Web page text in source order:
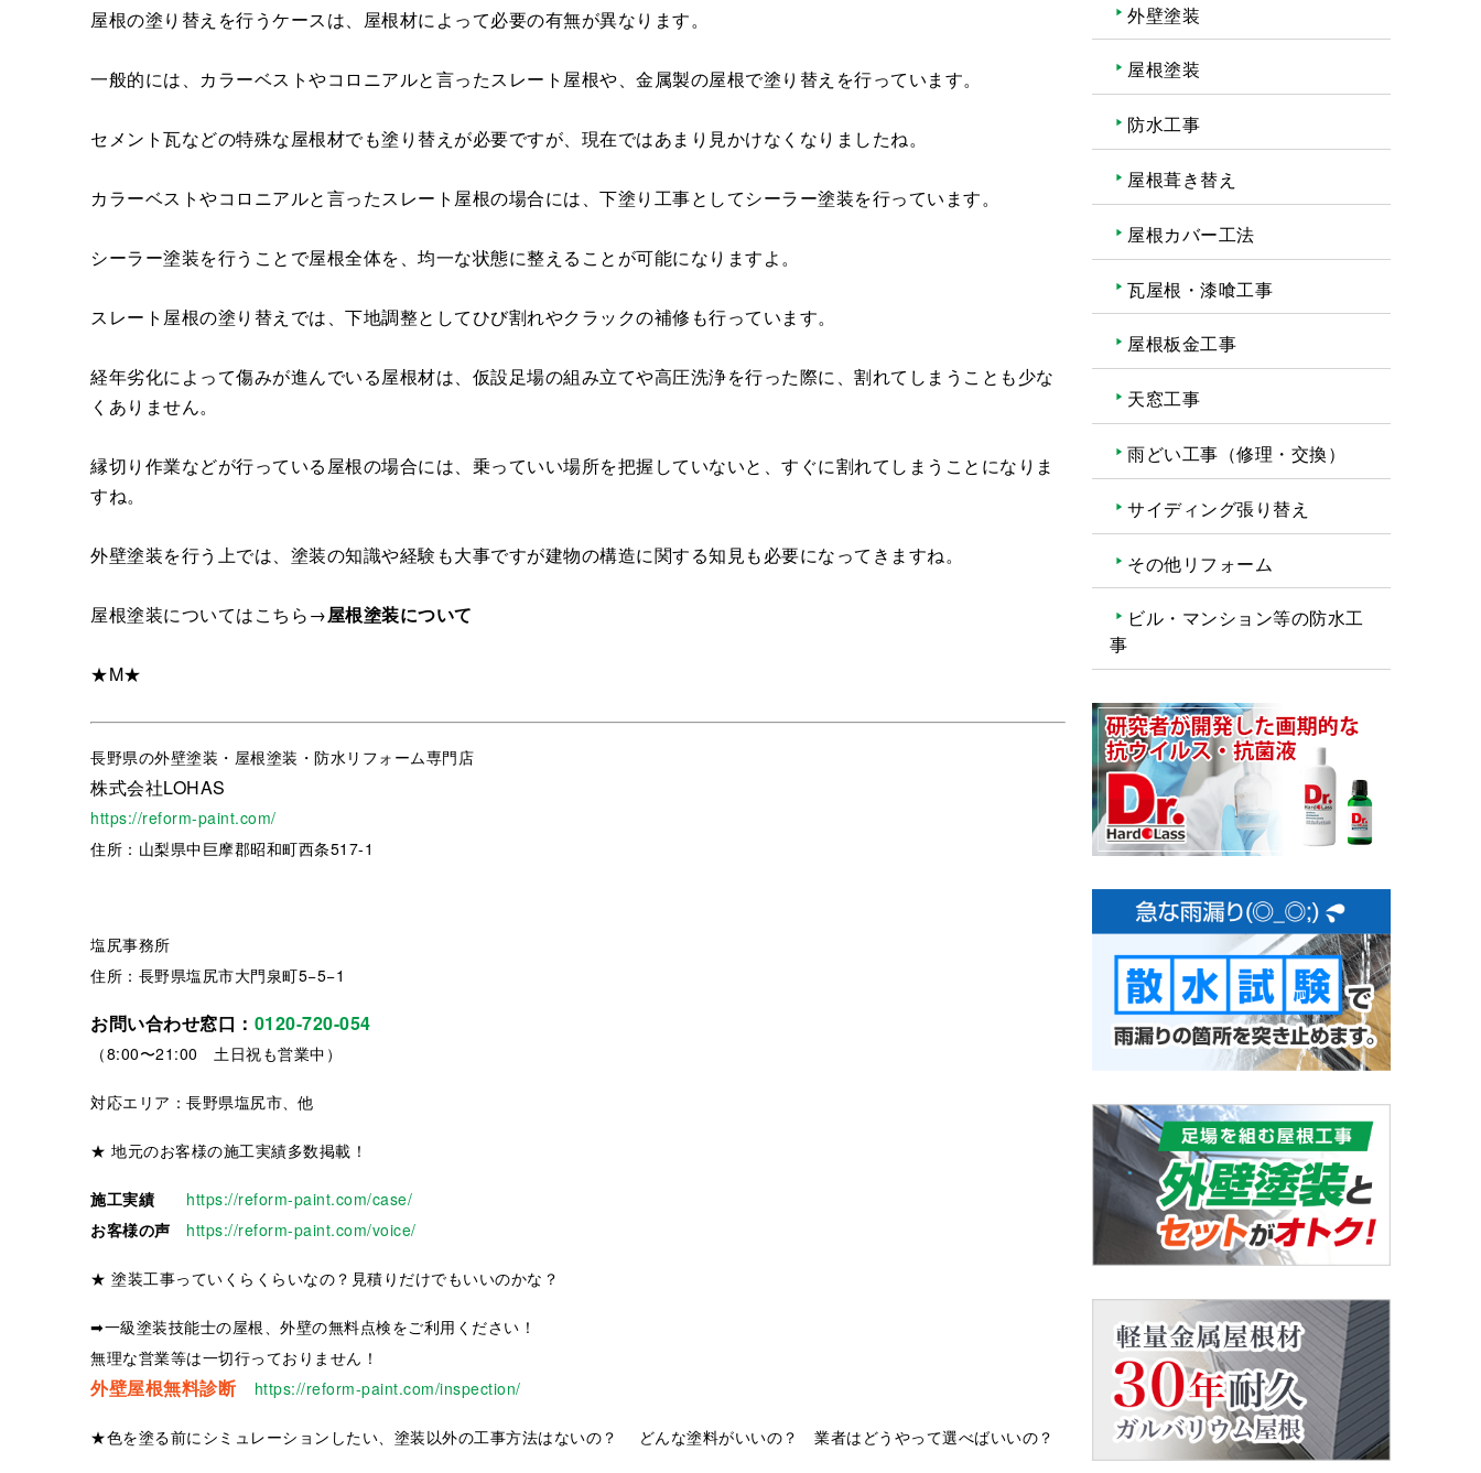
屋根の塗り替えを行うケースは、屋根材によって必要の有無が異なります。
一般的には、カラーベストやコロニアルと言ったスレート屋根や、金属製の屋根で塗り替えを行っています。
セメント瓦などの特殊な屋根材でも塗り替えが必要ですが、現在ではあまり見かけなくなりましたね。
カラーベストやコロニアルと言ったスレート屋根の場合には、下塗り工事としてシーラー塗装を行っています。
シーラー塗装を行うことで屋根全体を、均一な状態に整えることが可能になりますよ。
スレート屋根の塗り替えでは、下地調整としてひび割れやクラックの補修も行っています。
経年劣化によって傷みが進んでいる屋根材は、仮設足場の組み立てや高圧洗浄を行った際に、割れてしまうことも少な
くありません。
縁切り作業などが行っている屋根の場合には、乗っていい場所を把握していないと、すぐに割れてしまうことになりま
すね。
外壁塗装を行う上では、塗装の知識や経験も大事ですが建物の構造に関する知見も必要になってきますね。
屋根塗装についてはこちら→屋根塗装について
★M★
長野県の外壁塗装・屋根塗装・防水リフォーム専門店
株式会社LOHAS
https://reform-paint.com/
住所：山梨県中巨摩郡昭和町西条517-1
塩尻事務所
住所：長野県塩尻市大門泉町5−5−1
お問い合わせ窓口： 0120-720-054
（8:00〜21:00 土日祝も営業中）
対応エリア：長野県塩尻市、他
★ 地元のお客様の施工実績多数掲載！
施工実績
https://reform-paint.com/case/
お客様の声
https://reform-paint.com/voice/
★ 塗装工事っていくらくらいなの？見積りだけでもいいのかな？
➡一級塗装技能士の屋根、外壁の無料点検をご利用ください！
無理な営業等は一切行っておりません！
外壁屋根無料診断 https://reform-paint.com/inspection/
★色を塗る前にシミュレーションしたい、塗装以外の工事方法はないの？ どんな塗料がいいの？ 業者はどうやって選べばいいの？
外壁塗装
屋根塗装
防水工事
屋根葺き替え
屋根カバー工法
瓦屋根・漆喰工事
屋根板金工事
天窓工事
雨どい工事（修理・交換）
サイディング張り替え
その他リフォーム
ビル・マンション等の防水工
事